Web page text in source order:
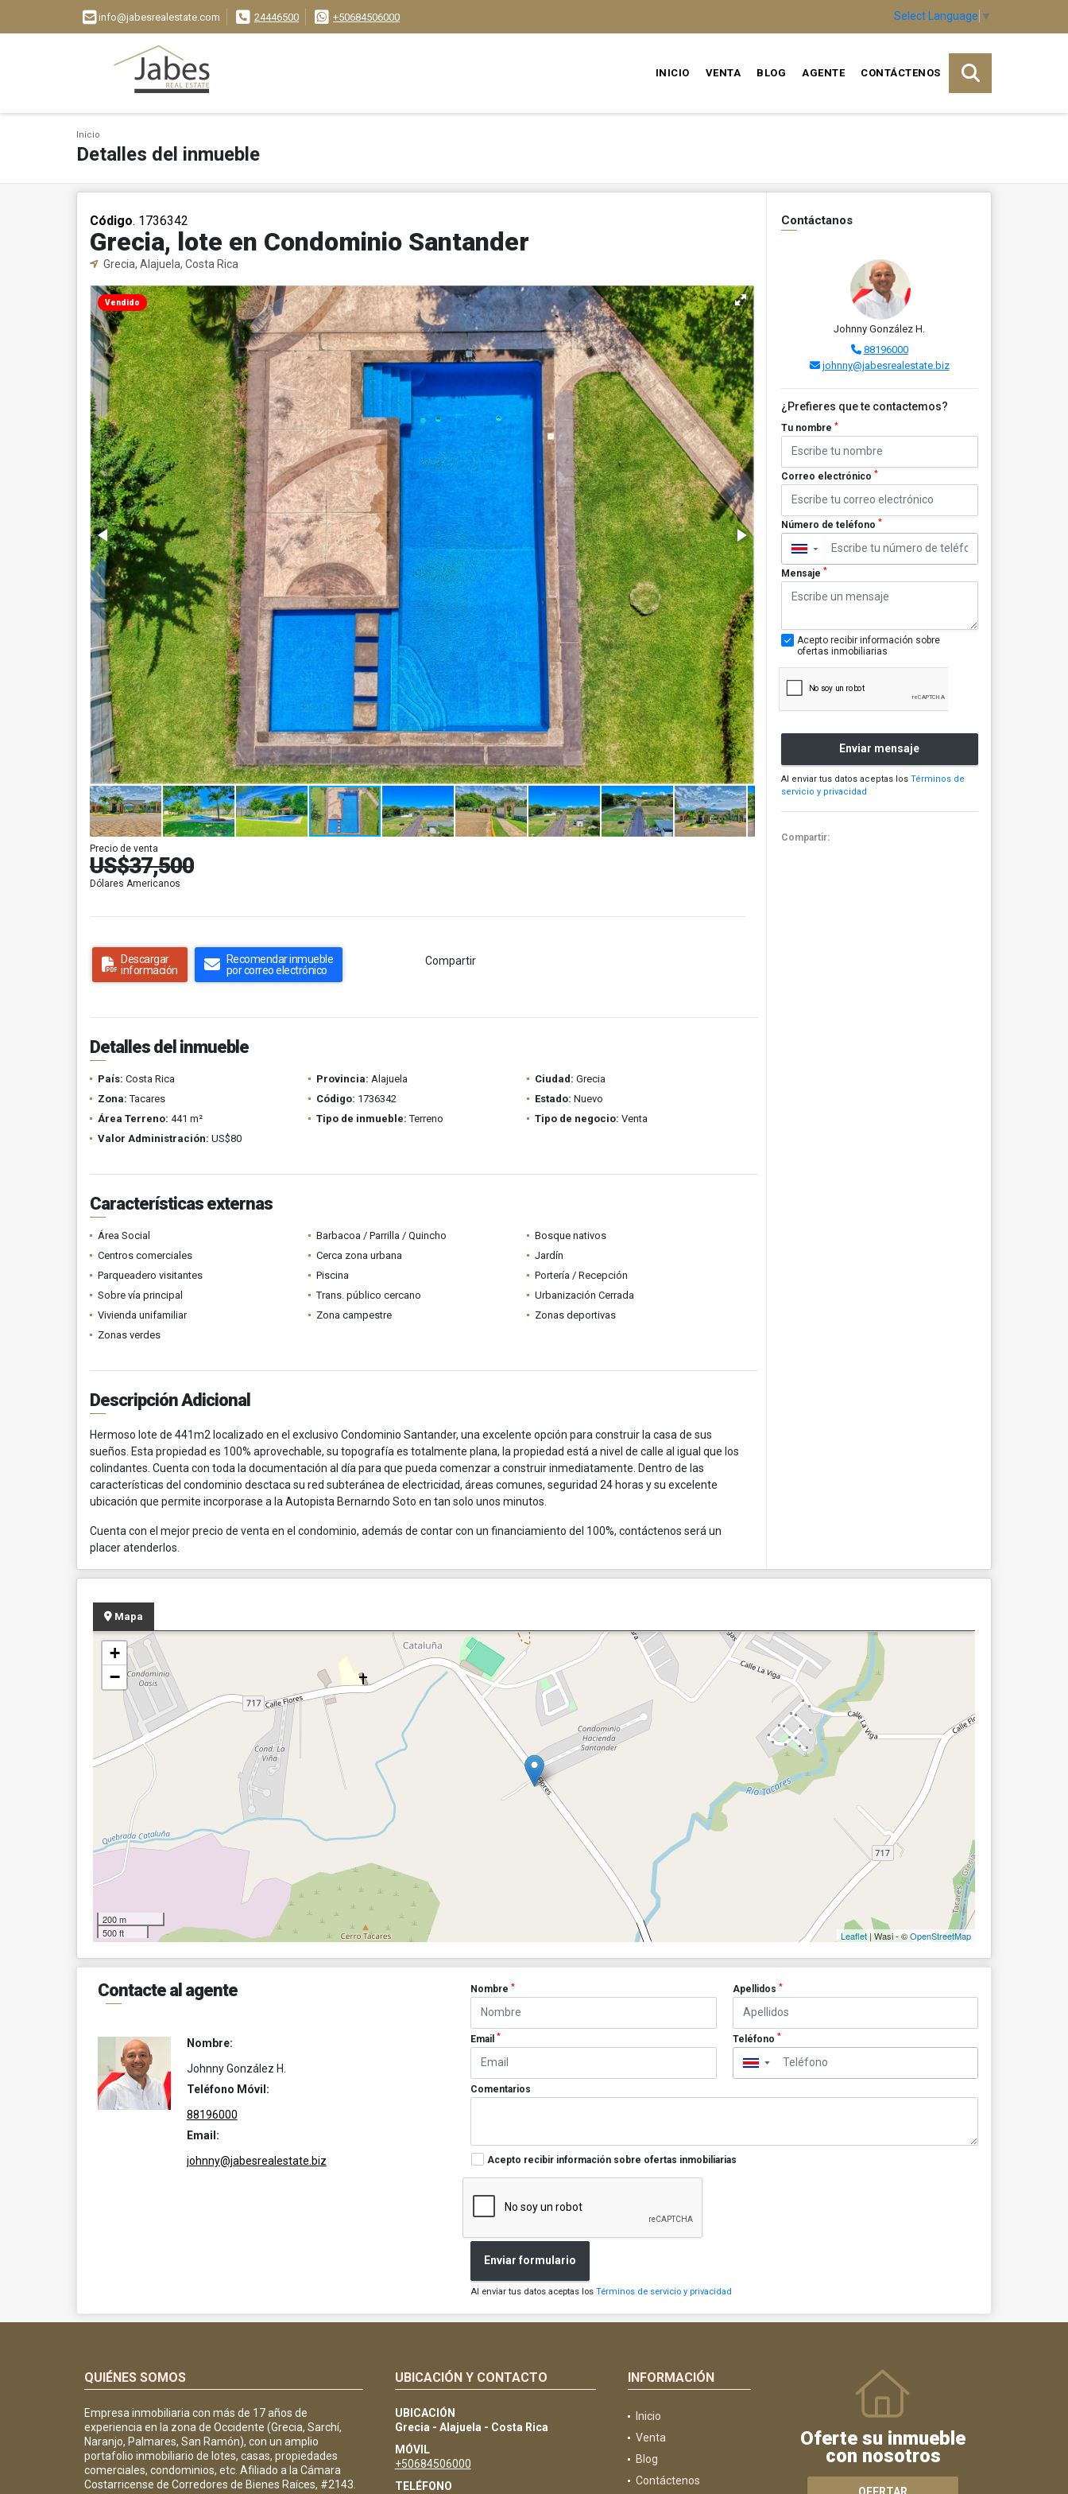
info@jabesrealestate.com 24446500 +50684506000 Select Language ▼
INICIO VENTA BLOG AGENTE CONTÁCTENOS
Inicio
Detalles del inmueble
Código. 1736342
Grecia, lote en Condominio Santander
Grecia, Alajuela, Costa Rica
Vendido
Precio de venta
US$37,500
Dólares Americanos
Descargar
información
Recomendar inmueble
por correo electrónico
Compartir
Detalles del inmueble
País: Costa Rica Provincia: Alajuela Ciudad: Grecia
Zona: Tacares Código: 1736342 Estado: Nuevo
Área Terreno: 441 m² Tipo de inmueble: Terreno Tipo de negocio: Venta
Valor Administración: US$80
Características externas
Área Social Barbacoa / Parrilla / Quincho
Bosque nativos
Centros comerciales
Cerca zona urbana
Jardín
Parqueadero visitantes
Piscina
Portería / Recepción
Sobre vía principal
Trans. público cercano
Urbanización Cerrada
Vivienda unifamiliar
Zona campestre
Zonas deportivas
Zonas verdes
Descripción Adicional
Hermoso lote de 441m2 localizado en el exclusivo Condominio Santander, una excelente opción para construir la casa de sus
sueños. Esta propiedad es 100% aprovechable, su topografía es totalmente plana, la propiedad está a nivel de calle al igual que los
colindantes. Cuenta con toda la documentación al día para que pueda comenzar a construir inmediatamente. Dentro de las
características del condominio desctaca su red subteránea de electricidad, áreas comunes, seguridad 24 horas y su excelente
ubicación que permite incorporase a la Autopista Bernarndo Soto en tan solo unos minutos.
Cuenta con el mejor precio de venta en el condominio, además de contar con un financiamiento del 100%, contáctenos será un
placer atenderlos.
Contáctanos
Johnny González H.
88196000
johnny@jabesrealestate.biz
¿Prefieres que te contactemos?
Tu nombre *
Correo electrónico *
Número de teléfono *
▼
Mensaje *
Acepto recibir información sobre
ofertas inmobiliarias
Enviar mensaje
Al enviar tus datos aceptas los Términos de
servicio y privacidad
Compartir:
Mapa
+
−
200 m
500 ft
Leaflet | Wasi - ©OpenStreetMap
Contacte al agente
Nombre:
Johnny González H.
Teléfono Móvil:
88196000
Email:
johnny@jabesrealestate.biz
Nombre* Apellidos *
Email* Teléfono *
▼
Comentarios
Acepto recibir información sobre ofertas inmobiliarias
Enviar formulario
Al enviar tus datos aceptas losTérminos de servicio y privacidad
QUIÉNES SOMOS
Empresa inmobiliaria con más de 17 años de
experiencia en la zona de Occidente (Grecia, Sarchí,
Naranjo, Palmares, San Ramón), con un amplio
portafolio inmobiliario de lotes, casas, propiedades
comerciales, condominios, etc. Afiliado a la Cámara
Costarricense de Corredores de Bienes Raíces, #2143.
UBICACIÓN Y CONTACTO
UBICACIÓN
Grecia - Alajuela - Costa Rica
MÓVIL
+50684506000
TELÉFONO
INFORMACIÓN
Inicio
Venta
Blog
Contáctenos
Oferte su inmueble
con nosotros